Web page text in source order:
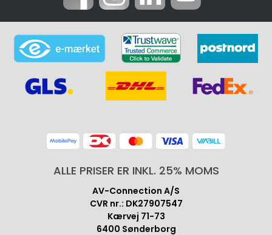
ALLE PRISER ER INKL. 25% MOMS
AV-Connection A/S
CVR nr.: DK27907547
Kærvej 71-73
6400 Sønderborg